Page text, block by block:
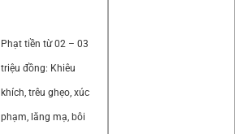
Phạt tiền từ 02 – 03
triệu đồng: Khiêu
khích, trêu ghẹo, xúc
phạm, lăng mạ, bôi